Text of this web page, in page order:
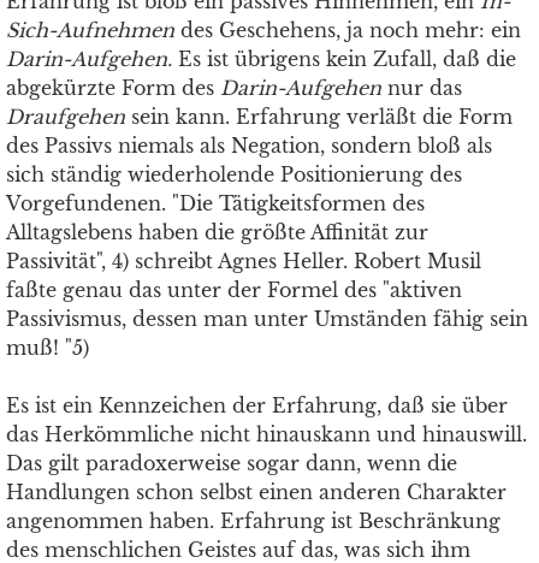
Sich-Aufnehmen des Geschehens, ja noch mehr: ein
Darin-Aufgehen. Es ist übrigens kein Zufall, daß die
abgekürzte Form des Darin-Aufgehen nur das
Draufgehen sein kann. Erfahrung verläßt die Form
des Passivs niemals als Negation, sondern bloß als
sich ständig wiederholende Positionierung des
Vorgefundenen. "Die Tätigkeitsformen des
Alltagslebens haben die größte Affinität zur
Passivität", 4) schreibt Agnes Heller. Robert Musil
faßte genau das unter der Formel des "aktiven
Passivismus, dessen man unter Umständen fähig sein
muß! "5)
Es ist ein Kennzeichen der Erfahrung, daß sie über
das Herkömmliche nicht hinauskann und hinauswill.
Das gilt paradoxerweise sogar dann, wenn die
Handlungen schon selbst einen anderen Charakter
angenommen haben. Erfahrung ist Beschränkung
des menschlichen Geistes auf das, was sich ihm